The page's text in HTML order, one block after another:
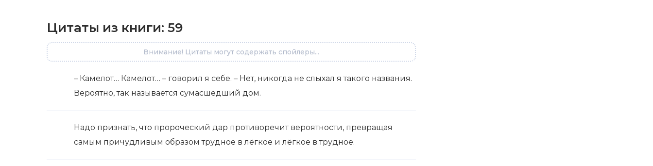
Цитаты из книги: 59
Внимание! Цитаты могут содержать спойлеры...
– Камелот… Камелот… – говорил я себе. – Нет, никогда не слыхал я такого названия.
Вероятно, так называется сумасшедший дом.
Надо признать, что пророческий дар противоречит вероятности, превращая
самым причудливым образом трудное в лёгкое и лёгкое в трудное.